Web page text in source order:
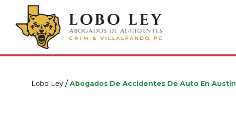
Lobo Ley / Abogados De Accidentes De Auto En Austin